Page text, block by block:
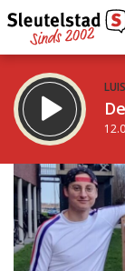
STRAKS:
De
18.00 - 19.00 uur
Vorig uur
Inklappen